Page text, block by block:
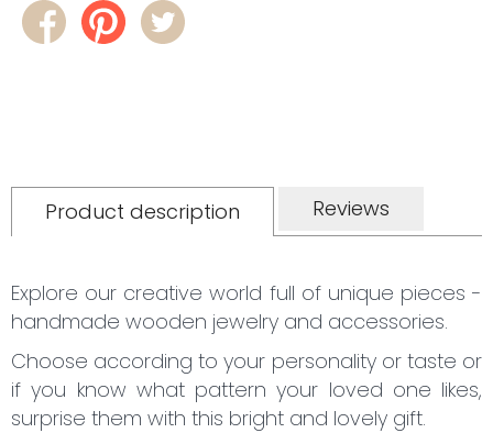
Product description Reviews
Explore our creative world full of unique pieces -
handmade wooden jewelry and accessories.
Choose according to your personality or taste or
if you know what pattern your loved one likes,
surprise them with this bright and lovely gift.